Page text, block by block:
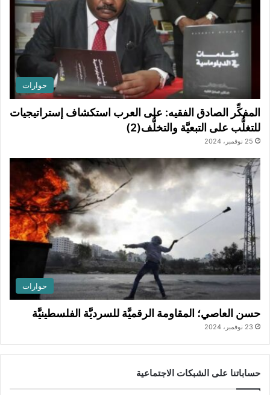
حوارات
المفكِّر الصادق الفقيه: على العرب استكشاف إستراتيجيات
للتغلُّب على التبعيَّة والتخلُّف(2)
25 نوفمبر، 2024
حوارات
حسن العاصي؛ المقاومة الرقميَّة للسرديَّة الفلسطينيَّة
23 نوفمبر، 2024
حساباتنا على الشبكات الاجتماعية